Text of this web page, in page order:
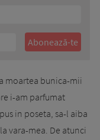
moartea bunica-mii
i-am parfumat
in poseta, sa-l aiba
vara-mea. De atunci